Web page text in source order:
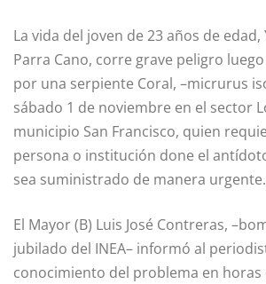
La vida del joven de 23 años de edad,
Parra Cano, corre grave peligro
por una serpiente Coral, –micrurus
sábado 1 de noviembre en el sector
municipio San Francisco, quien
persona o institución done el
sea suministrado de manera urgente.
El Mayor (B) Luis José Contreras,
jubilado del INEA– informó al
conocimiento del problema en horas